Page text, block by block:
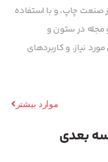
صنعت چاپ، و با استفاده
مجله در ستون و
نیاز، و کاربردهای
موارد بیشتر
بعدی